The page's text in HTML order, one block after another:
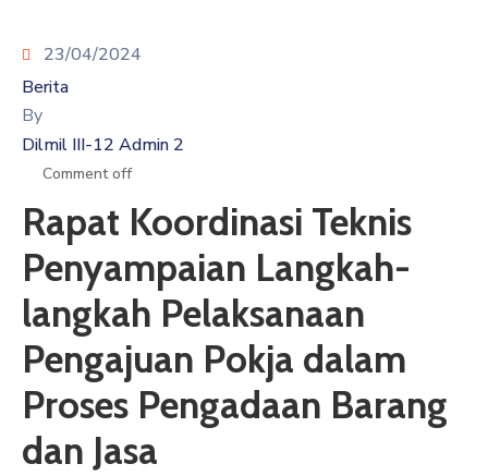
PUBLIK
KINERJA
ARTIKEL
GALERI
HUBUNGI
23/04/2024
Berita
By
Dilmil III-12 Admin 2
Comment off
Rapat Koordinasi Teknis
Penyampaian Langkah-
langkah Pelaksanaan
Pengajuan Pokja dalam
Proses Pengadaan Barang
dan Jasa